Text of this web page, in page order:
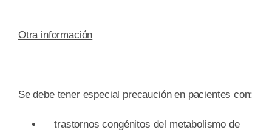
Otra información
Se debe tener especial precaución en pacientes con:
trastornos congénitos del metabolismo de